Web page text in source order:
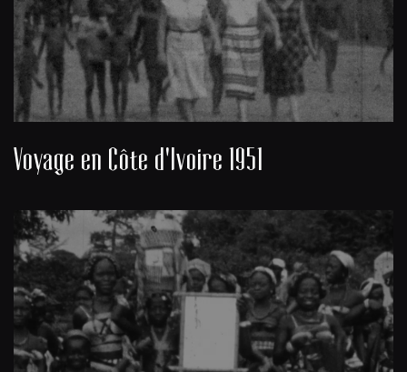
Voyage en Côte d'Ivoire 1951